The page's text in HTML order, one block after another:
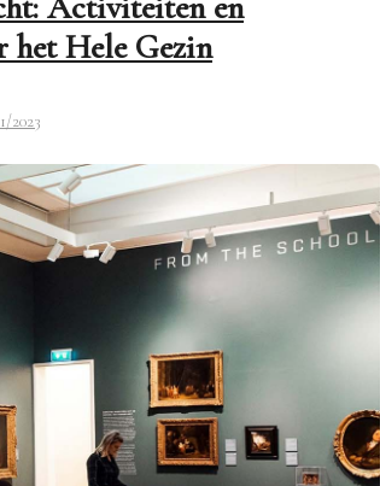
het Hele Gezin
2023